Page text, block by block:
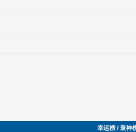
幸运榜 / 衰神